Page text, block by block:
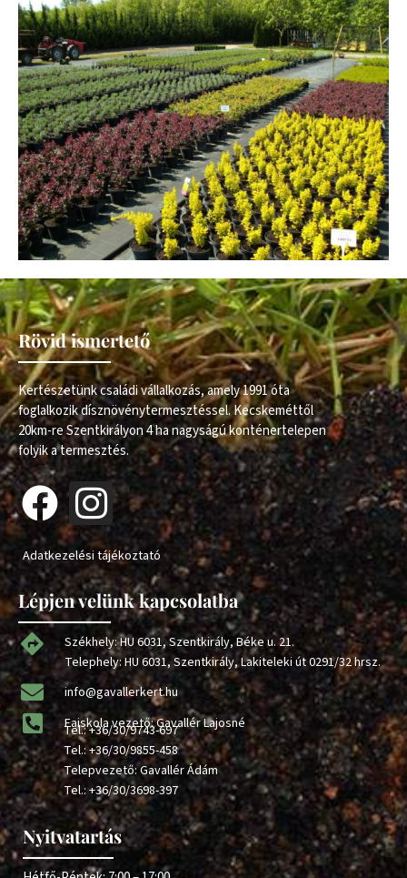
Rövid ismertető
Kertészetünk családi vállalkozás, amely 1991 óta
foglalkozik dísznövénytermesztéssel. Kecskeméttől
20km-re Szentkirályon 4 ha nagyságú konténertelepen
folyik a termesztés.
Adatkezelési tájékoztató
Lépjen velünk kapcsolatba
Székhely: HU 6031, Szentkirály, Béke u. 21.
Telephely: HU 6031, Szentkirály, Lakiteleki út 0291/32 hrsz.
info@gavallerkert.hu
Faiskola vezető: Gavallér Lajosné
Tel.:+36/30/9743-697
Tel.:+36/30/9855-458
Telepvezető: Gavallér Ádám
Tel.:+36/30/3698-397
Nyitvatartás